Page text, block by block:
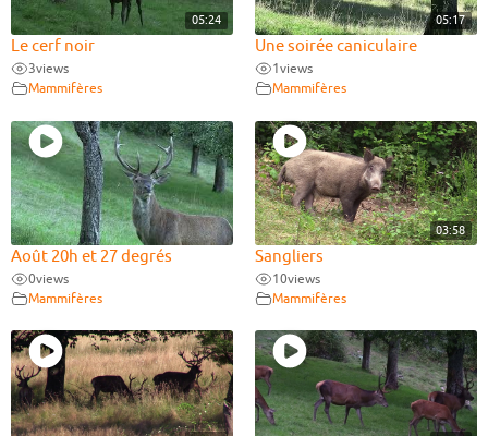
05:24
Le cerf noir
3views
Mammifères
05:17
Une soirée caniculaire
1views
Mammifères
Août 20h et 27 degrés
0views
Mammifères
03:58
Sangliers
10views
Mammifères